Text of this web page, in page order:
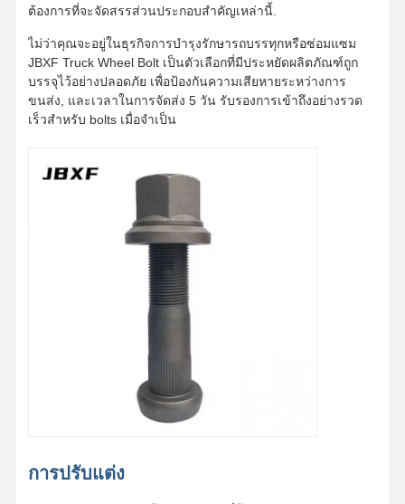
ต้องการที่จะจัดสรรส่วนประกอบสําคัญเหล่านี้.
ไม่ว่าคุณจะอยู่ในธุรกิจการบํารุงรักษารถบรรทุกหรือซ่อมแซม
JBXF Truck Wheel Bolt เป็นตัวเลือกที่มีประหยัดผลิตภัณฑ์ถูก
บรรจุไว้อย่างปลอดภัย เพื่อป้องกันความเสียหายระหว่างการ
ขนส่ง, และเวลาในการจัดส่ง 5 วัน รับรองการเข้าถึงอย่างรวด
เร็วสําหรับ bolts เมื่อจําเป็น
การปรับแต่ง